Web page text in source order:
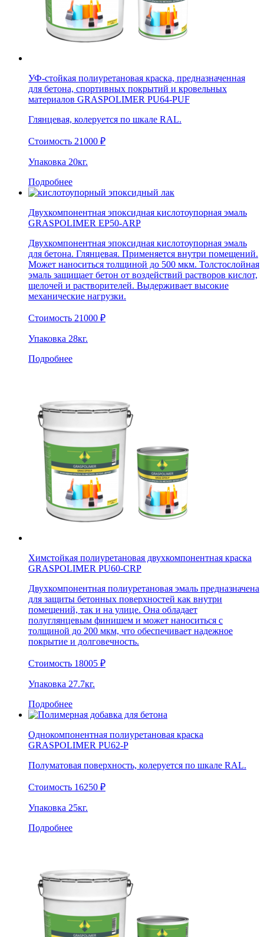
УФ-стойкая полиуретановая краска, предназначенная
для бетона, спортивных покрытий и кровельных
материалов GRASPOLIMER PU64-PUF
Глянцевая, колеруется по шкале RAL.
Стоимость 21000 ₽
Упаковка 20кг.
Подробнее
Двухкомпонентная эпоксидная кислотоупорная эмаль
GRASPOLIMER EP50-ARP
Двухкомпонентная эпоксидная кислотоупорная эмаль
для бетона. Глянцевая. Применяется внутри помещений.
Может наноситься толщиной до 500 мкм. Толстослойная
эмаль защищает бетон от воздействий растворов кислот,
щелочей и растворителей. Выдерживает высокие
механические нагрузки.
Стоимость 21000 ₽
Упаковка 28кг.
Подробнее
Химстойкая полиуретановая двухкомпонентная краска
GRASPOLIMER PU60-CRР
Двухкомпонентная полиуретановая эмаль предназначена
для защиты бетонных поверхностей как внутри
помещений, так и на улице. Она обладает
полуглянцевым финишем и может наноситься с
толщиной до 200 мкм, что обеспечивает надежное
покрытие и долговечность.
Стоимость 18005 ₽
Упаковка 27.7кг.
Подробнее
Однокомпонентная полиуретановая краска
GRASPOLIMER PU62-P
Полуматовая поверхность, колеруется по шкале RAL.
Стоимость 16250 ₽
Упаковка 25кг.
Подробнее